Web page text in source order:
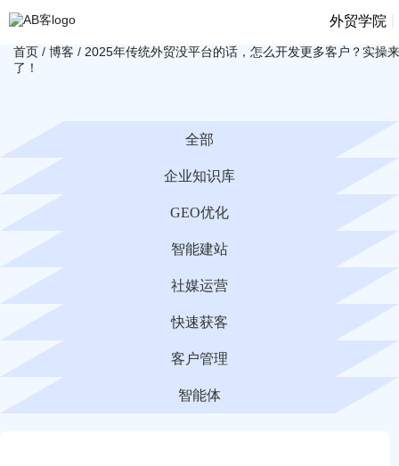
外贸学院
首页 / 博客 / 2025年传统外贸没平台的话，怎么开发更多客户？实操来
了！
全部
企业知识库
GEO优化
智能建站
社媒运营
快速获客
客户管理
智能体